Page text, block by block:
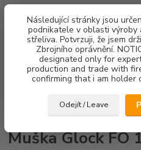
Následující stránky jsou
podnikatele v oblasti výroby
střeliva. Potvrzuji, že jsem
Zbrojního oprávnění.
designated only for
production and trade with
confirming that i am holder
Odejít / Leave
Muška Glock FO
Muška Glock FO